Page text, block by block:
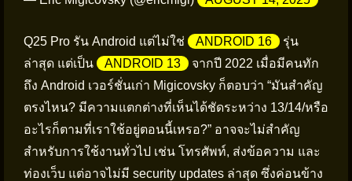
Q25 Pro รัน Android แต่ไม่ใช่ ANDROID 16
รุ่น
ล่าสุด แต่เป็น
ANDROID 13
จากปี 2022 เมื่อมีคนทัก
ถึง Android เวอร์ชั่นเก่า Migicovsky ก็ตอบว่า “มันสำคัญ
ตรงไหน? มีความแตกต่างที่เห็นได้ชัดระหว่าง 13/14/หรือ
อะไรก็ตามที่เราใช้อยู่ตอนนี้เหรอ?” อาจจะไม่สำคัญ
สำหรับการใช้งานทั่วไป เช่น โทรศัพท์, ส่งข้อความ และ
ท่องเว็บ แต่อาจไม่มี security updates ล่าสุด ซึ่งค่อนข้าง